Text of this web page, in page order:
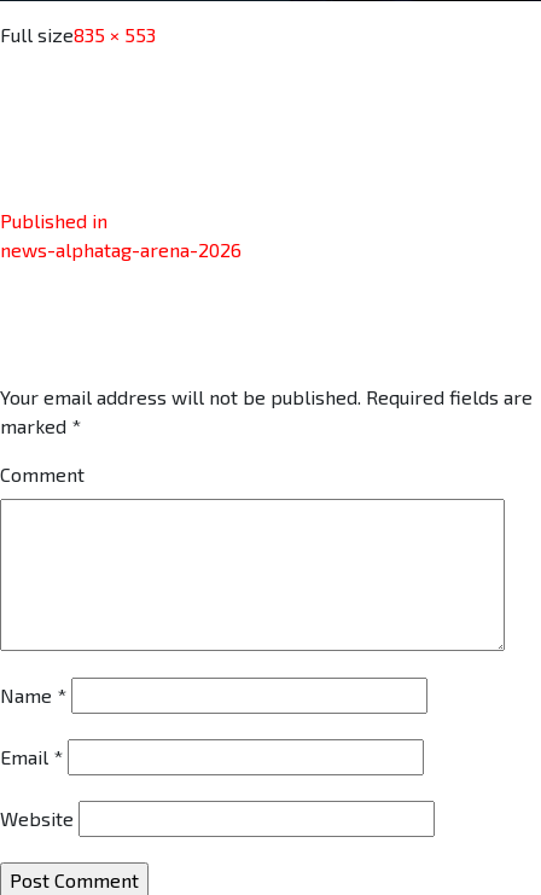
Full size835 × 553
Published in
news-alphatag-arena-2026
Your email address will not be published. Required fields are
marked *
Comment
Name *
Email *
Website